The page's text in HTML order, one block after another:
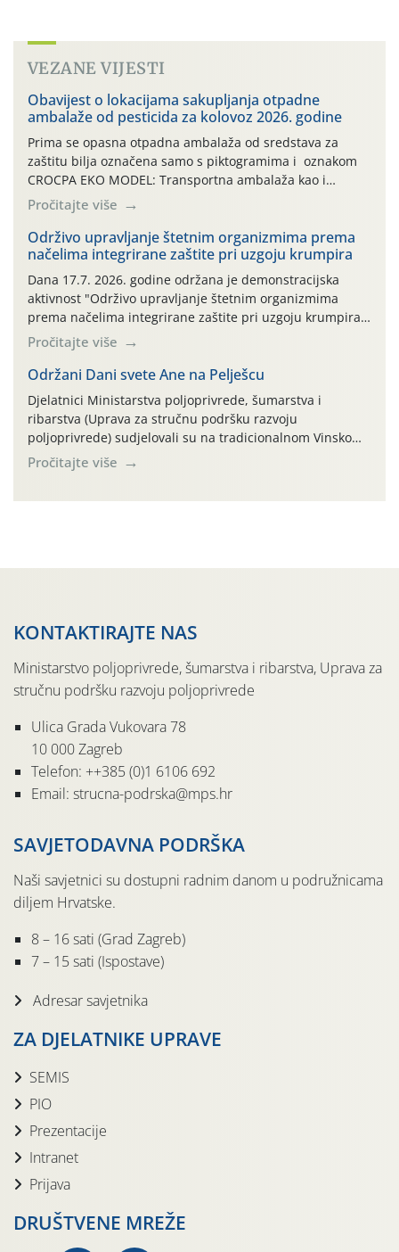
VEZANE VIJESTI
Obavijest o lokacijama sakupljanja otpadne
ambalaže od pesticida za kolovoz 2026. godine
Prima se opasna otpadna ambalaža od sredstava za
zaštitu bilja označena samo s piktogramima i oznakom
CROCPA EKO MODEL: Transportna ambalaža kao i
ambalaža drugih proizvoda koji nisu sredstva za zaštitu
bilja (npr. ambalaža od mineralnih gnojiva,) se ne
prihvaća. Korisnicima je osiguran besplatni povrat
prazne ambalaže isključivo ovih tvrtki: AGROCHEM-MAKS,
AGRONOM, ALBAUGH TKI* (PINUS […]
Pročitajte više
Održivo upravljanje štetnim organizmima prema
načelima integrirane zaštite pri uzgoju krumpira
Dana 17.7. 2026. godine održana je demonstracijska
aktivnost "Održivo upravljanje štetnim organizmima
prema načelima integrirane zaštite pri uzgoju krumpira"
na pokusnom polju "Poredje", kraj naselja Belica (ARKOD
parcela ID 2445031) (središnji dio Međimurske županije).
Pročitajte više
Održani Dani svete Ane na Pelješcu
Djelatnici Ministarstva poljoprivrede, šumarstva i
ribarstva (Uprava za stručnu podršku razvoju
poljoprivrede) sudjelovali su na tradicionalnom Vinskom
forumu, održanom 24.07.2026. godine u Domu vinarske
tradicije u Putnikovićima na poluotoku Pelješcu, u
Pročitajte više
KONTAKTIRAJTE NAS
Ministarstvo poljoprivrede, šumarstva i ribarstva, Uprava za
stručnu podršku razvoju poljoprivrede
Ulica Grada Vukovara 78
10 000 Zagreb
Telefon: ++385 (0)1 6106 692
Email: strucna-podrska@mps.hr
SAVJETODAVNA PODRŠKA
Naši savjetnici su dostupni radnim danom u podružnicama
diljem Hrvatske.
8 – 16 sati (Grad Zagreb)
7 – 15 sati (Ispostave)
Adresar savjetnika
ZA DJELATNIKE UPRAVE
SEMIS
PIO
Prezentacije
Intranet
Prijava
DRUŠTVENE MREŽE